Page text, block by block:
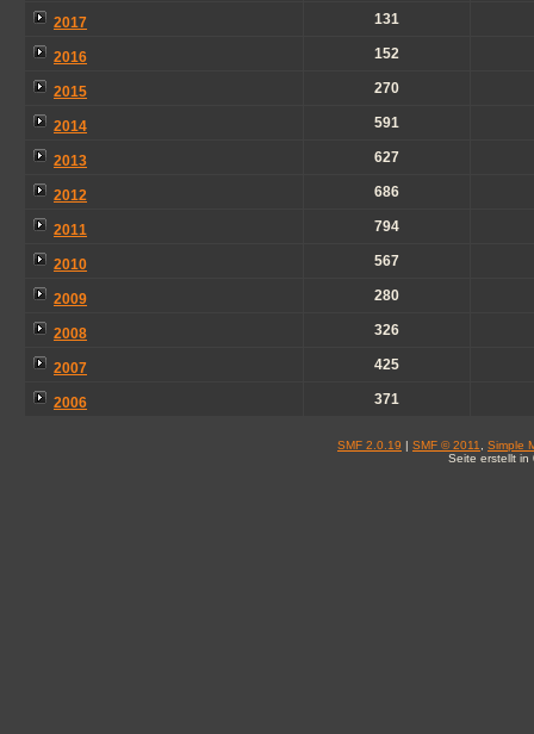
2017 131
2016 152
2015 270
2014 591
2013 627
2012 686
2011 794
2010 567
2009 280
2008 326
2007 425
2006 371
SMF 2.0.19 | SMF © 2011
Simple
Seite erstellt in